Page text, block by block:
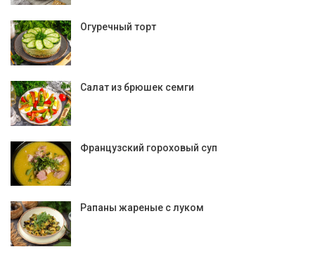
Огуречный торт
Салат из брюшек семги
Французский гороховый суп
Рапаны жареные с луком